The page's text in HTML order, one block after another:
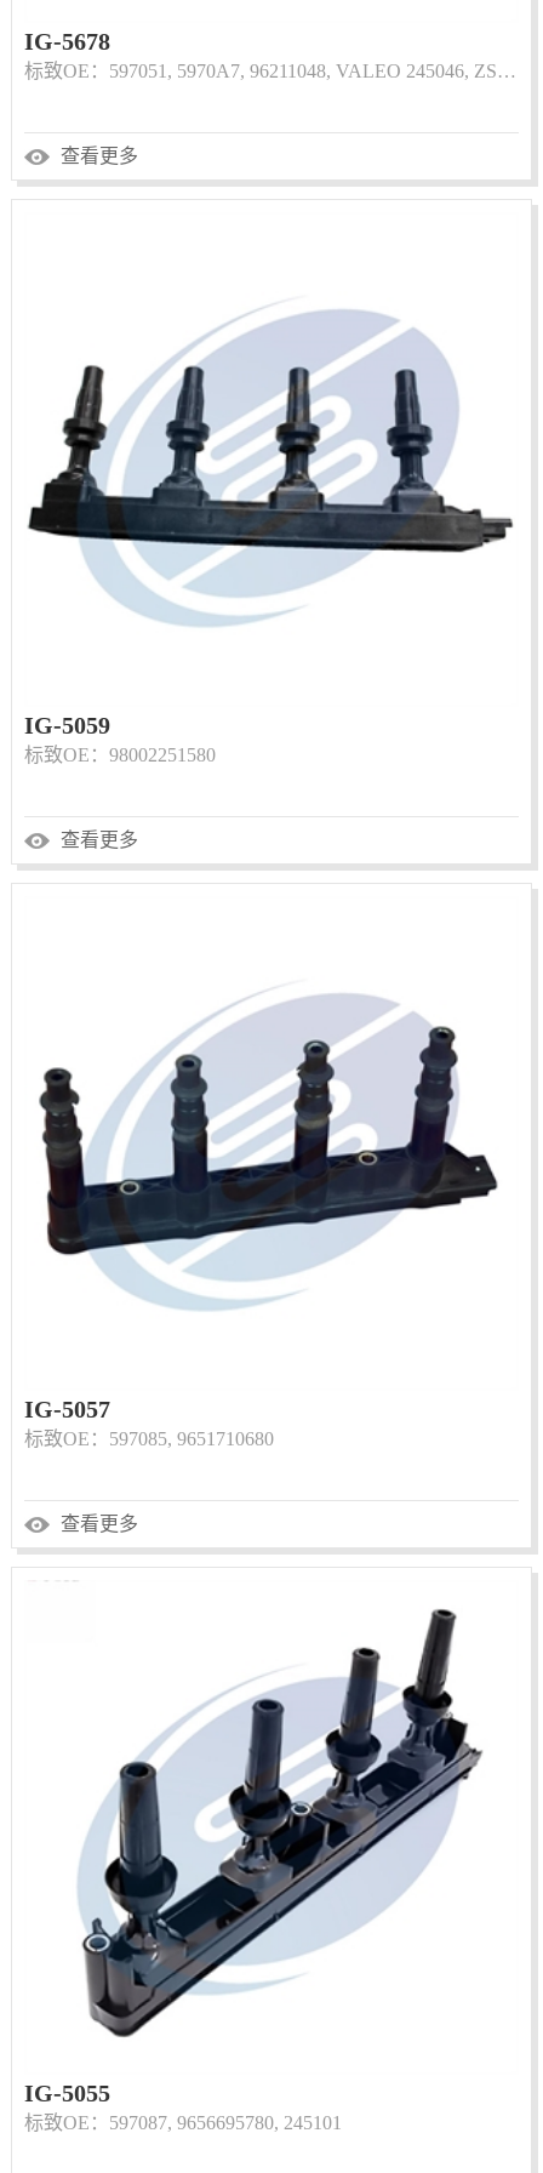
IG-5678
标致OE：597051, 5970A7, 96211048, VALEO 245046, ZS…
查看更多
IG-5059
标致OE：98002251580
查看更多
IG-5057
标致OE：597085, 9651710680
查看更多
IG-5055
标致OE：597087, 9656695780, 245101